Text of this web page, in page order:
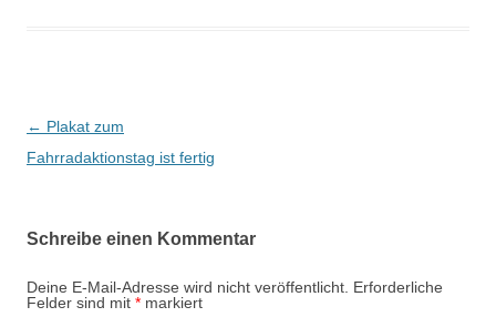
B
e
r
a
g
← Plakat zum
Fahrradaktionstag ist fertig
Schreibe einen Kommentar
Deine E-Mail-Adresse wird nicht veröffentlicht. Erforderliche
Felder sind mit * markiert